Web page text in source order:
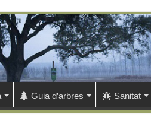
Guia d’arbres Sanitat